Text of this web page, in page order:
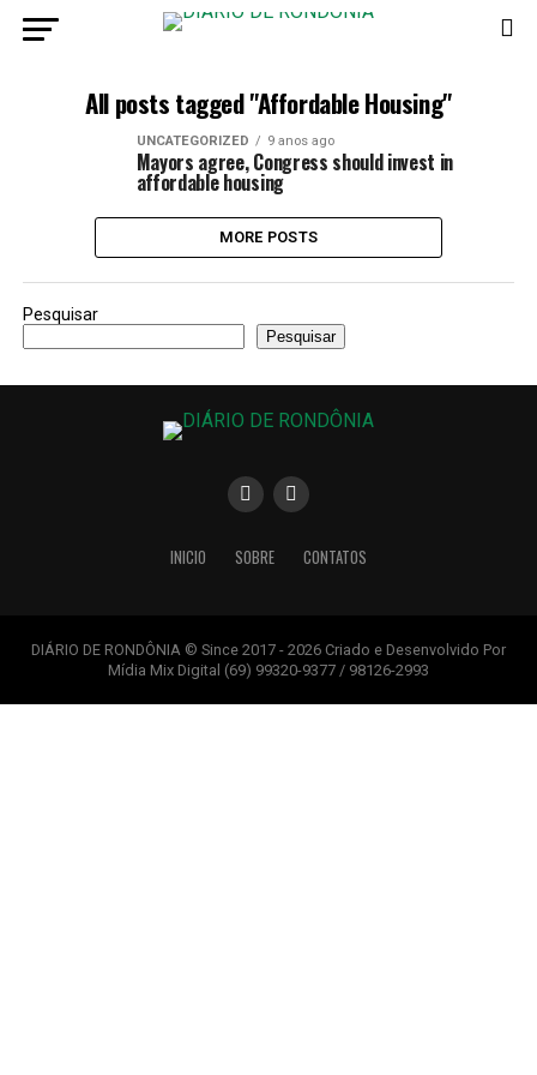
All posts tagged "Affordable Housing"
UNCATEGORIZED 9 anos ago
Mayors agree, Congress should invest in
affordable housing
MORE POSTS
Pesquisar
Pesquisar
INICIO SOBRE CONTATOS
DIÁRIO DE RONDÔNIA © Since 2017 - 2026 Criado e Desenvolvido Por
Mídia Mix Digital (69) 99320-9377 / 98126-2993